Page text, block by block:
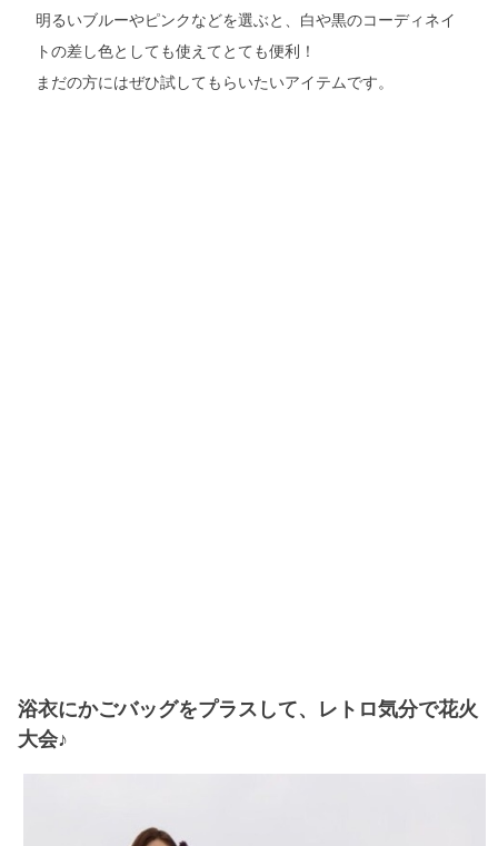
明るいブルーやピンクなどを選ぶと、白や黒のコーディネイ
トの差し色としても使えてとても便利！
まだの方にはぜひ試してもらいたいアイテムです。
浴衣にかごバッグをプラスして、レトロ気分で花火
大会♪